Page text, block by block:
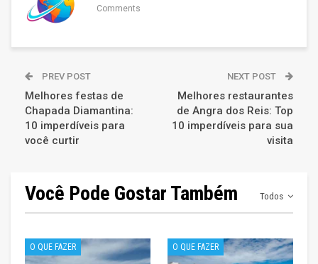
Comments
PREV POST
Melhores festas de
Chapada Diamantina:
10 imperdíveis para
você curtir
NEXT POST
Melhores restaurantes
de Angra dos Reis: Top
10 imperdíveis para sua
visita
Todos
Você Pode Gostar Também
O QUE FAZER O QUE FAZER